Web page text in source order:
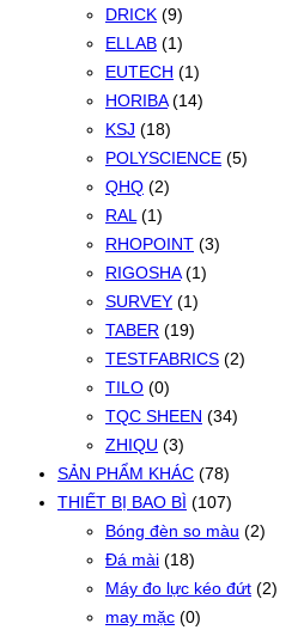
DRICK (9)
ELLAB (1)
EUTECH (1)
HORIBA (14)
KSJ (18)
POLYSCIENCE (5)
QHQ (2)
RAL (1)
RHOPOINT (3)
RIGOSHA (1)
SURVEY (1)
TABER (19)
TESTFABRICS (2)
TILO (0)
TQC SHEEN (34)
ZHIQU (3)
SẢN PHẨM KHÁC (78)
THIẾT BỊ BAO BÌ (107)
Bóng đèn so màu (2)
Đá mài (18)
Máy đo lực kéo đứt (2)
may mặc (0)